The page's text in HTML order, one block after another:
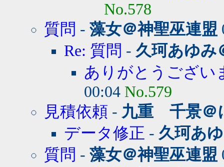
No.578
質問 - 藻女＠神聖巫連盟
Re: 質問 - 久珂あゆみ
ありがとうござい
00:04 No.579
見積依頼 - 九重 千景＠
データ修正 - 久珂あ
質問 - 藻女＠神聖巫連盟